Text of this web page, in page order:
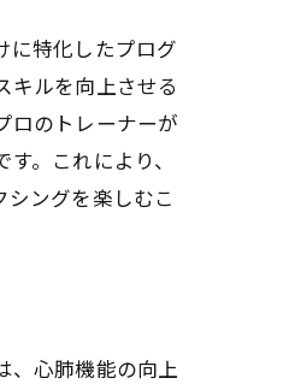
に特化したプログ
キルを向上させる
ロのトレーナーが
。これにより、
ングを楽しむこ
、心肺機能の向上